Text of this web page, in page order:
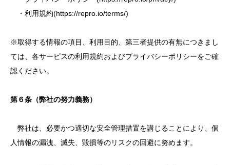
・利用規約(https://repro.io/terms/)
※取得する情報の項目、利用目的、第三者提供の有無につきまし
ては、各サービスの利用規約およびプライバシーポリシーをご確
認ください。
第６条（弊社の努力義務）
弊社は、必要かつ適切な安全管理措置を講じることにより、個
人情報の漏洩、滅失、毀損等のリスクの回避に努めます。